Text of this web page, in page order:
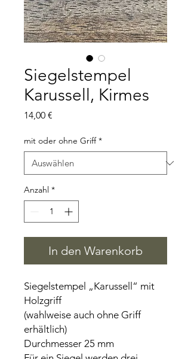
Siegelstempel
Karussell, Kirmes
14,00 €
mit oder ohne Griff *
Anzahl *
In den Warenkorb
Siegelstempel „Karussell“ mit
Holzgriff
(wahlweise auch ohne Griff
erhältlich)
Durchmesser 25 mm